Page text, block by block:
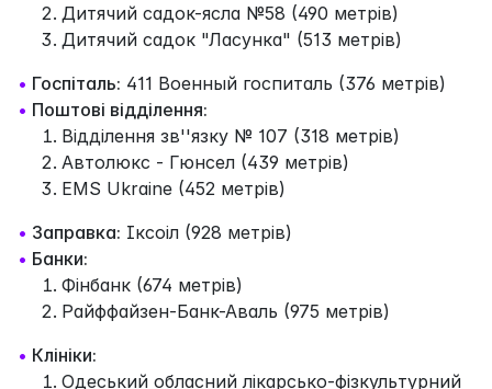
Дитячий садок-ясла №58 (490 метрів)
Дитячий садок "Ласунка" (513 метрів)
• Госпіталь: 411 Военный госпиталь (376 метрів)
• Поштові відділення:
Відділення зв''язку № 107 (318 метрів)
Автолюкс - Гюнсел (439 метрів)
EMS Ukraine (452 метрів)
• Заправка: Іксоіл (928 метрів)
• Банки:
Фінбанк (674 метрів)
Райффайзен-Банк-Аваль (975 метрів)
• Клініки:
Одеський обласний лікарсько-фізкультурний